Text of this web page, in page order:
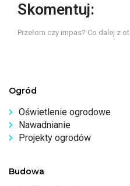
Skomentuj:
Przełom czy impas? Co dalej z
Ogród
Oświetlenie ogrodowe
Nawadnianie
Projekty ogrodów
Budowa